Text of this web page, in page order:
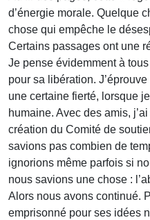
d’énergie morale. Quelque
chose qui empêche le
Certains passages ont une
Je pense évidemment à
pour sa libération.
une certaine fierté, lorsque
humaine. Avec des amis,
création du Comité de
savions pas combien de
ignorions même parfois si
nous savions une chose :
Alors nous avons continué.
emprisonné pour ses idées